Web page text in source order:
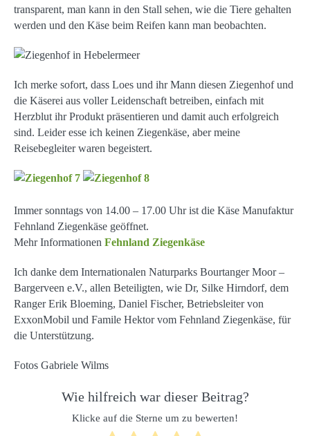
transparent, man kann in den Stall sehen, wie die Tiere gehalten
werden und den Käse beim Reifen kann man beobachten.
Ich merke sofort, dass Loes und ihr Mann diesen Ziegenhof und
die Käserei aus voller Leidenschaft betreiben, einfach mit
Herzblut ihr Produkt präsentieren und damit auch erfolgreich
sind. Leider esse ich keinen Ziegenkäse, aber meine
Reisebegleiter waren begeistert.
Immer sonntags von 14.00 – 17.00 Uhr ist die Käse Manufaktur
Fehnland Ziegenkäse geöffnet.
Mehr Informationen Fehnland Ziegenkäse
Ich danke dem Internationalen Naturparks Bourtanger Moor –
Bargerveen e.V., allen Beteiligten, wie Dr, Silke Hirndorf, dem
Ranger Erik Bloeming, Daniel Fischer, Betriebsleiter von
ExxonMobil und Famile Hektor vom Fehnland Ziegenkäse, für
die Unterstützung.
Fotos Gabriele Wilms
Wie hilfreich war dieser Beitrag?
Klicke auf die Sterne um zu bewerten!